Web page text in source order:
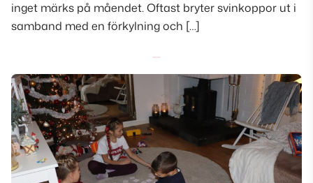
inget märks på måendet. Oftast bryter svinkoppor ut i
samband med en förkylning och […]